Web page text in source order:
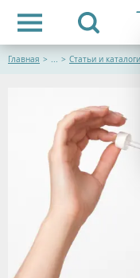
Главная > ... > Статьи и каталоги